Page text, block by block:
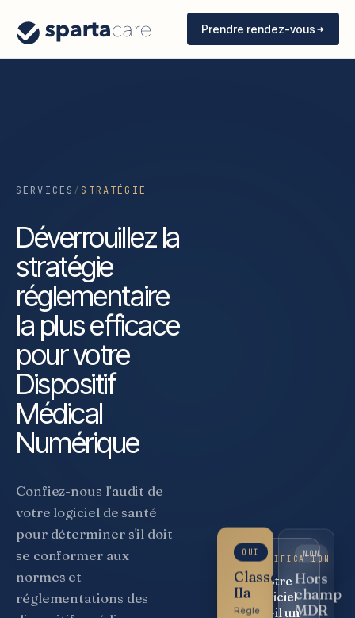
Prendre rendez-vous
SERVICES / STRATÉGIE
Déverrouillez la
stratégie
réglementaire
la plus efficace
pour votre
Dispositif
Médical
Numérique
Confiez-nous l'audit de
votre logiciel de santé
pour déterminer s'il doit
se conformer aux
normes et
réglementations des
QUALIFICATION
Votre
logiciel
est-il un
OUI
Classe
IIa
NON
Hors
champ
MDR